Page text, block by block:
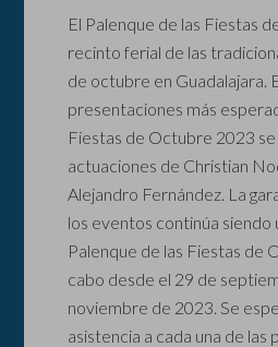
El Palenque de las Fiestas
recinto ferial de las
de octubre en Guadalajara.
presentaciones más
Fiestas de Octubre 2023 se
actuaciones de Christian
Alejandro Fernández. La
los eventos continúa siendo
Palenque de las Fiestas de
cabo desde el 29 de
noviembre de 2023. Se
asistencia a cada una de las